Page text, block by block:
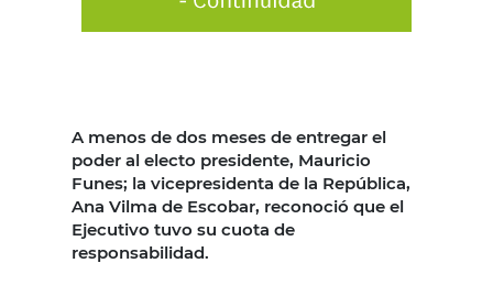
A menos de dos meses de entregar el
poder al electo presidente, Mauricio
Funes; la vicepresidenta de la República,
Ana Vilma de Escobar, reconoció que el
Ejecutivo tuvo su cuota de
responsabilidad.